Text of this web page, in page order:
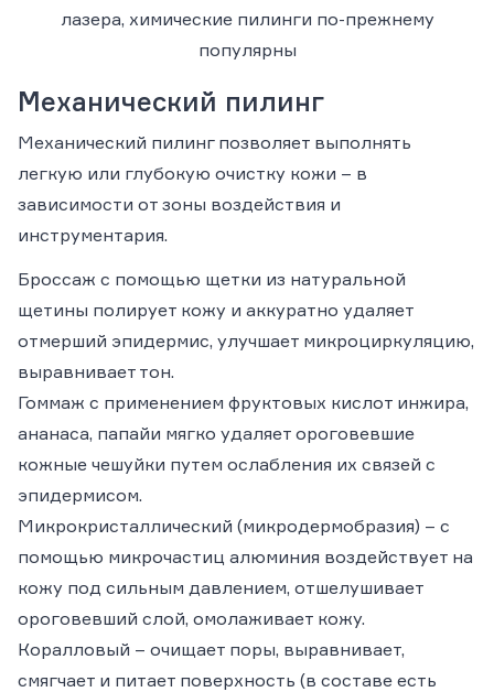
лазера, химические пилинги по-прежнему
популярны
Механический пилинг
Механический пилинг позволяет выполнять
легкую или глубокую очистку кожи – в
зависимости от зоны воздействия и
инструментария.
Броссаж с помощью щетки из натуральной
щетины полирует кожу и аккуратно удаляет
отмерший эпидермис, улучшает микроциркуляцию,
выравнивает тон.
Гоммаж с применением фруктовых кислот инжира,
ананаса, папайи мягко удаляет ороговевшие
кожные чешуйки путем ослабления их связей с
эпидермисом.
Микрокристаллический (микродермобразия) – с
помощью микрочастиц алюминия воздействует на
кожу под сильным давлением, отшелушивает
ороговевший слой, омолаживает кожу.
Коралловый – очищает поры, выравнивает,
смягчает и питает поверхность (в составе есть